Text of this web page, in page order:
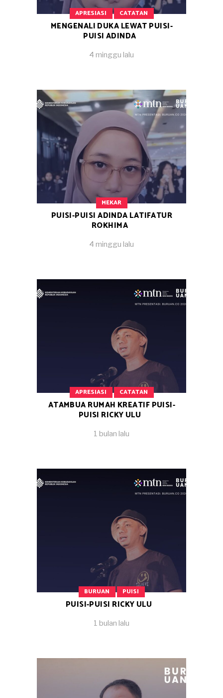
APRESIASI CATATAN
MENGENALI DUKA LEWAT PUISI-
PUISI ADINDA
4 minggu lalu
MEKAR
PUISI-PUISI ADINDA LATIFATUR
ROKHIMA
4 minggu lalu
APRESIASI CATATAN
ATAMBUA RUMAH KREATIF PUISI-
PUISI RICKY ULU
1 bulan lalu
BURUAN PUISI
PUISI-PUISI RICKY ULU
1 bulan lalu